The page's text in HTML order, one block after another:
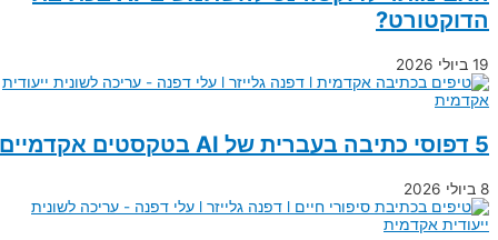
הדוקטורט?
19 ביולי 2026
5 דפוסי כתיבה בעברית של AI בטקסטים אקדמיים